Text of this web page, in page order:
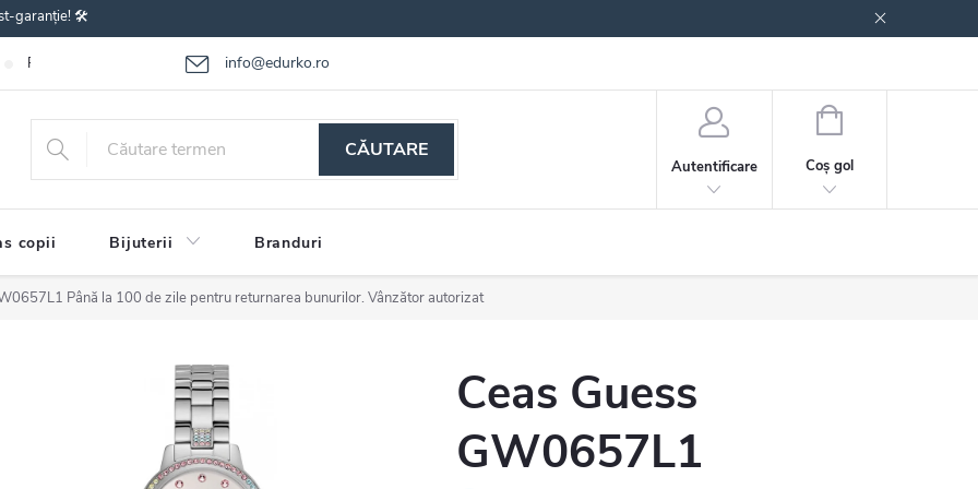
garanție! 🛠️
info@edurko.ro
Reclamațiile bunurilor Întrebări frecvente
CĂUTARE
Autentificare
COŞ
CUMPĂRĂTURI
Coş gol
copii Bijuterii Branduri
Până la 100 de zile pentru returnarea bunurilor. Vânzător autorizat
Ceas Guess
GW0657L1